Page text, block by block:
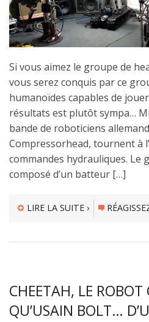
Si vous aimez le groupe de
vous serez conquis par ce
humanoïdes capables de
résultats est plutôt sympa…
bande de roboticiens
Compressorhead, tournent à
commandes hydrauliques. Le
composé d’un batteur […]
LIRE LA SUITE ›
CHEETAH, LE
QU’USAIN BOLT…